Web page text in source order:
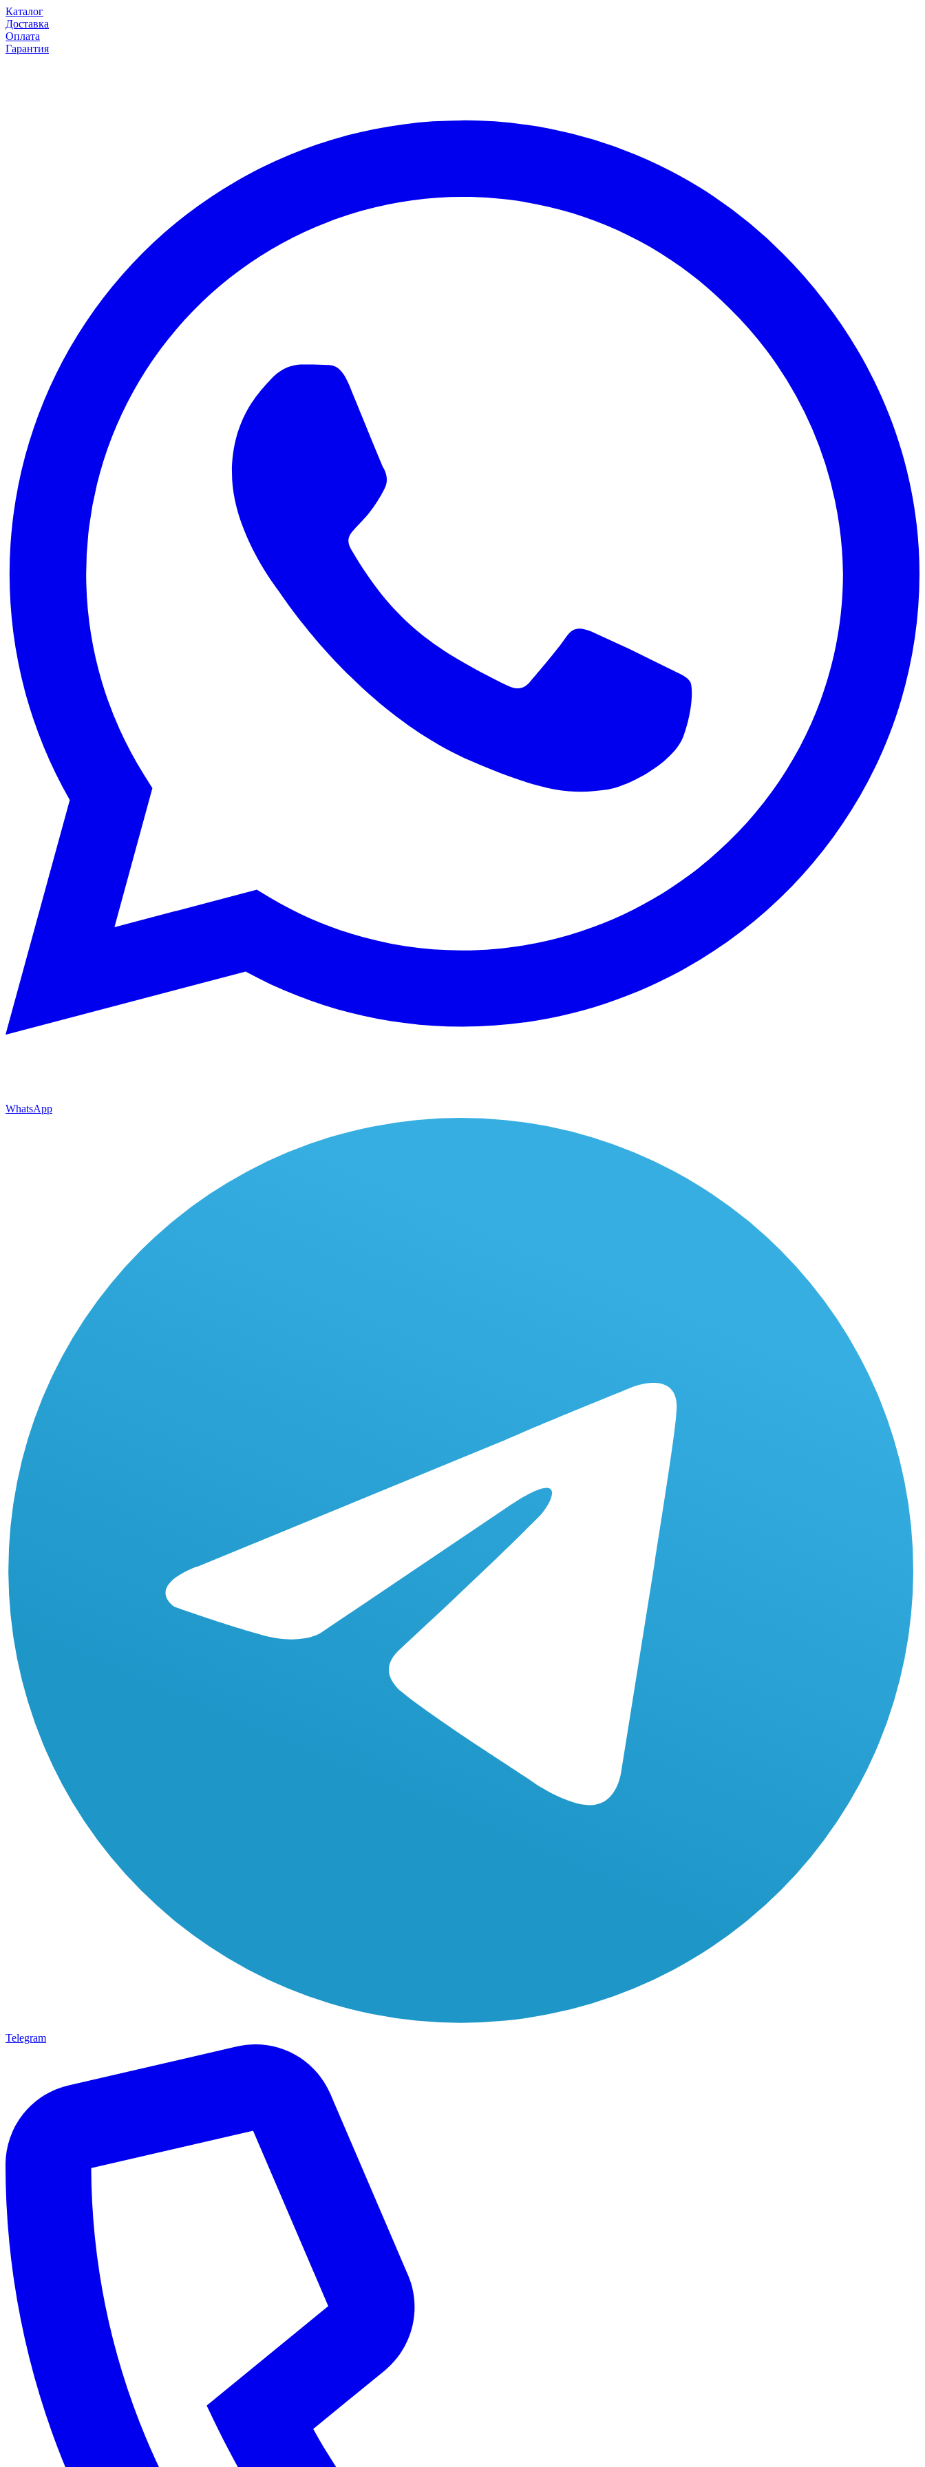
Каталог
Доставка
Оплата
Гарантия
WhatsApp
Telegram